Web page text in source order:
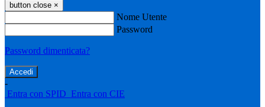
button close ×
Nome Utente
Password
Password dimenticata?
-
Entra con SPID Entra con CIE